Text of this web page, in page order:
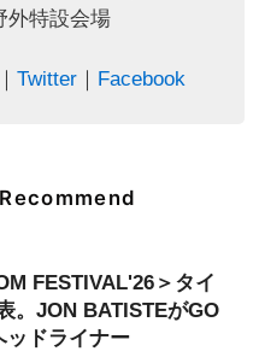
外特設会場
｜ Twitter｜ Facebook
Recommend
FESTIVAL'26＞タイ
。JON BATISTEがGO
ッドライナー